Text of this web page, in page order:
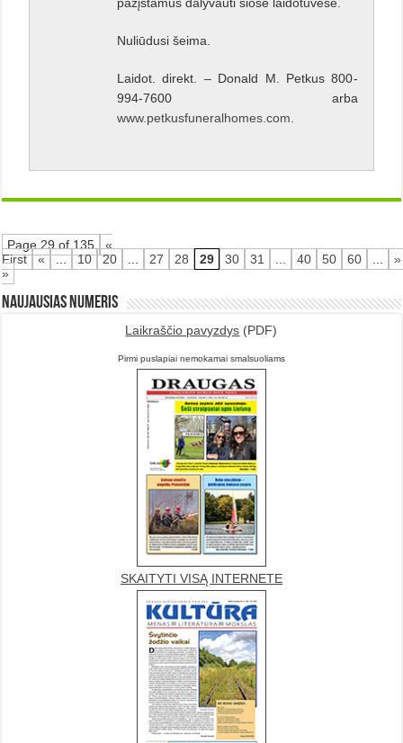
Nuliūdusi šeima.
Laidot. direkt. – Donald M. Petkus 800-
994-7600 arba
www.petkusfuneralhomes.com
Page 29 of 135
«
First
« ... 10 20 27 28 29 30 31 40 50 60
»
»
Naujausias numeris
Laikraščio pavyzdys (PDF)
Pirmi puslapiai nemokamai smalsuoliams
SKAITYTI VISĄ INTERNETE